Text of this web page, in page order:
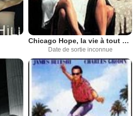
Chicago Hope, la vie à tout prix
Date de sortie inconnue